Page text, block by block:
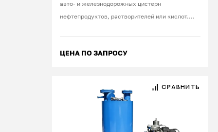
авто- и железнодорожных цистерн
нефтепродуктов, растворителей или кислот.
ЦЕНА ПО ЗАПРОСУ
СРАВНИТЬ